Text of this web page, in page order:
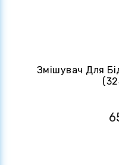
Змішувач Для